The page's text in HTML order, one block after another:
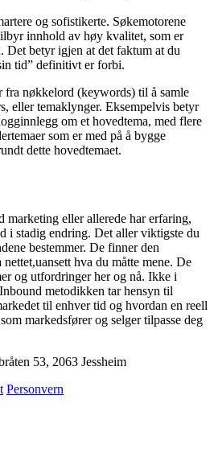
og sofistikerte. Søkemotorene
innhold av høy kvalitet, som er
Det betyr igjen at det faktum at du
tid” definitivt er forbi.
fra nøkkelord (keywords) til å samle
eller temaklynger. Eksempelvis betyr
om et hovedtema, med flere
som er med på å bygge
dette hovedtemaet.
marketing eller allerede har erfaring,
i stadig endring. Det aller viktigste du
bestemmer. De finner den
hva du måtte mene. De
og utfordringer her og nå. Ikke i
metodikken tar hensyn til
til enhver tid og hvordan en reell
markedsfører og selger tilpasse deg
53, 2063 Jessheim
Personvern